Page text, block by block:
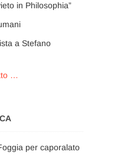
in Philosophia”
a Stefano
…
per caporalato